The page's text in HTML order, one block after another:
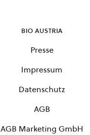
bio austria
Presse
Impressum
Datenschutz
AGB
AGB Marketing GmbH